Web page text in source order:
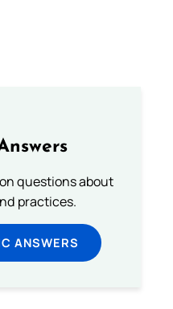
questions about
practices.
ANSWERS